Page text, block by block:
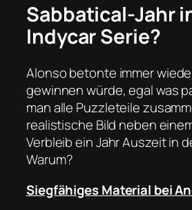
Sabbatical-Jahr
Indycar Serie?
Alonso betonte immer
gewinnen würde, egal was
man alle Puzzleteile
realistische Bild neben
Verbleib ein Jahr Auszeit in
Warum?
Siegfähiges Material bei